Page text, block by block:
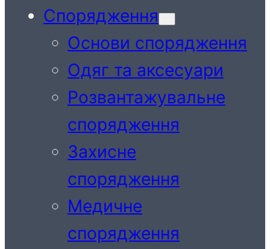
Спорядження
Основи спорядження
Одяг та аксесуари
Розвантажувальне
спорядження
Захисне
спорядження
Медичне
спорядження